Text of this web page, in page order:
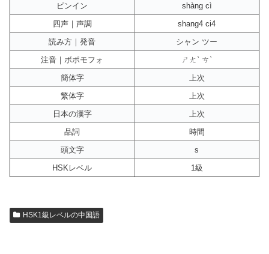
ピンイン
shàng cì
四声｜声調
shang4 ci4
読み方｜発音
シャン ツー
注音｜ボポモフォ
ㄕㄤˋ ㄘˋ
簡体字
上次
繁体字
上次
日本の漢字
上次
品詞
時間
頭文字
s
HSKレベル
1級
HSK1級レベルの中国語